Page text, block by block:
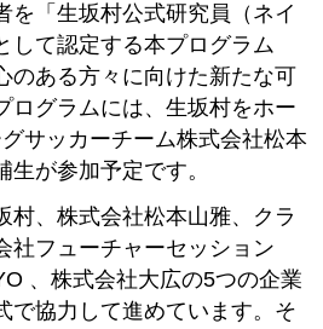
を「生坂村公式研究員（ネイ
して認定する本プログラム
のある方々に向けた新たな可
ログラムには、生坂村をホー
サッカーチーム株式会社松本
が参加予定です。
村、株式会社松本山雅、クラ
社フューチャーセッション
、株式会社大広の5つの企業
で協力して進めています。そ